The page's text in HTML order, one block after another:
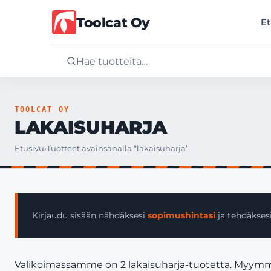
Toolcat Oy
Tuotteet
Yritys
TOOLCAT OY
LAKAISUHARJA
Etusivu›Tuotteet avainsanalla “lakaisuharja”
Kirjaudu sisään nähdäksesi sopimushintasi ja
Valikoimassamme on 2 lakaisuharja-tuotetta.